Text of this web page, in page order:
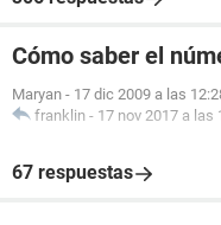
Cómo saber el
Maryan - 17 dic 2009 a las
franklin - 17 nov 2017 a las
67 respuestas